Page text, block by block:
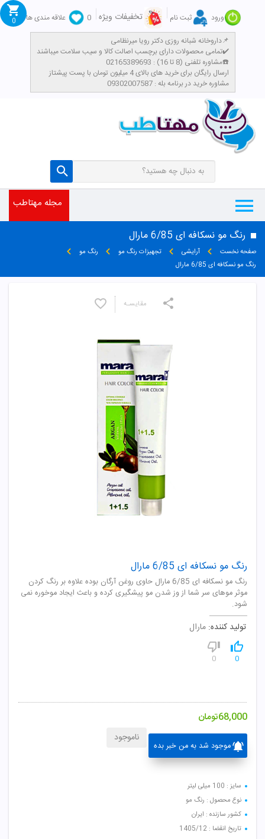
ورود ثبت نام تخفیفات ویژه 0
علاقه مندی ها
داروخانه شبانه روزی دکتر رویا میرنظامی📌
تمامی محصولات دارای برچسب اصالت کالا و سیب سلامت میباشند✔️
مشاوره تلفنی (8 تا 16) : 02165389693☎️
​ارسال رایگان برای خرید های بالای 4 میلیون تومان با پست پیشتاز
مشاوره خرید در برنامه بله : 09302007587
0
مجله مهتاطب
رنگ مو نسکافه ای 6/85 مارال
صفحه نخست آرایشی تجهیزات رنگ مو
رنگ مو
رنگ مو نسکافه ای 6/85 مارال
رنگ مو نسکافه ای 6/85 مارال
رنگ مو نسکافه ای 6/85 مارال حاوی روغن آرگان بوده علاوه بر رنگ کردن
موثر موهای سر شما از وز شدن مو پیشگیری کرده و باعث ایجاد موخوره نمی
شود.
تولید کننده: مارال
0
0
68,000تومان
موجود شد به من خبر بده
ناموجود
مقایسـه
سایز : 100 میلی لیتر
نوع محصول : رنگ مو
کشور سازنده : ایران
تاریخ انقضا : 1405/12